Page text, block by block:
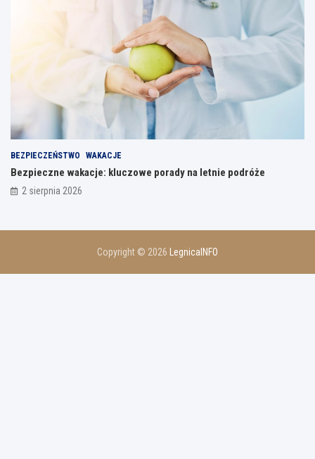
BEZPIECZEŃSTWO WAKACJE
Bezpieczne wakacje: kluczowe porady na letnie podróże
2 sierpnia 2026
Copyright © 2026 LegnicaINFO